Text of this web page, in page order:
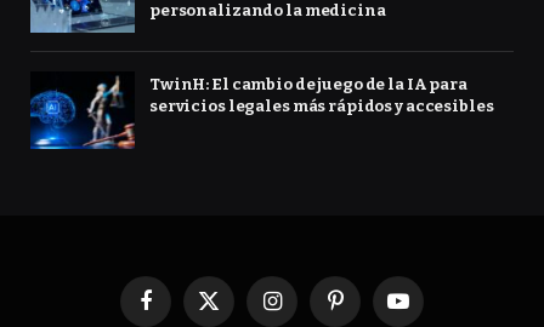
personalizando la medicina
TwinH: El cambio de juego de la IA para
servicios legales más rápidos y accesibles
Facebook
X
InstagramPinterestYouTube